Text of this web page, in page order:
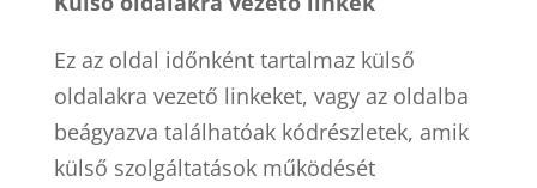
Ez az oldal időnként tartalmaz külső
oldalakra vezető linkeket, vagy az oldalba
beágyazva találhatóak kódrészletek, amik
külső szolgáltatások működését